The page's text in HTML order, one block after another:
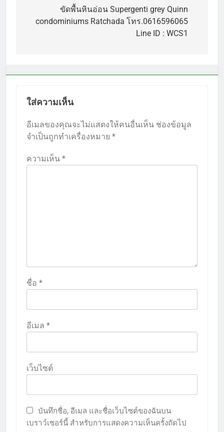
ขัดพื้นหินอ่อน Supergenti grey Quinn
condominiums Ratchada โทร.0616596065
Line ID : WCS1
ใส่ความเห็น
อีเมลของคุณจะไม่แสดงให้คนอื่นเห็น ช่องข้อมูล
จำเป็นถูกทำเครื่องหมาย *
ความเห็น *
ชื่อ *
อีเมล *
เว็บไซต์
บันทึกชื่อ, อีเมล และชื่อเว็บไซต์ของฉันบน
เบราว์เซอร์นี้ สำหรับการแสดงความเห็นครั้งถัดไป